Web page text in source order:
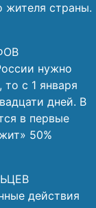
жителя страны.
нужно
с 1 января
дней. В
в первые
50%
действия